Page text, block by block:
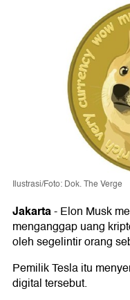
Ilustrasi/Foto: Dok. The Verge
Jakarta-Elon Musk
menganggap uang
oleh segelintir orang
Pemilik Tesla itu
digital tersebut.